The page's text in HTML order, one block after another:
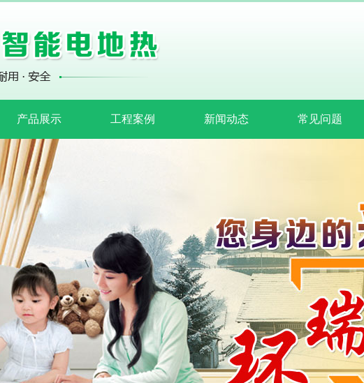
产品展示 工程案例 新闻动态 常见问题